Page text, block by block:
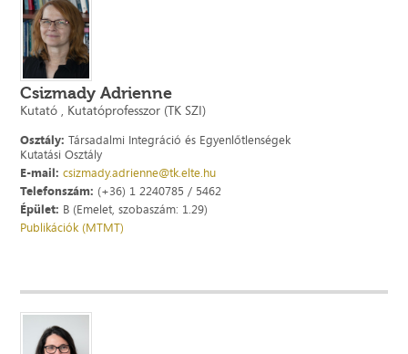
Csizmady Adrienne
Kutató , Kutatóprofesszor (TK SZI)
Osztály: Társadalmi Integráció és Egyenlőtlenségek
Kutatási Osztály
E-mail: csizmady.adrienne@tk.elte.hu
Telefonszám: (+36) 1 2240785 / 5462
Épület: B (Emelet, szobaszám: 1.29)
Publikációk (MTMT)